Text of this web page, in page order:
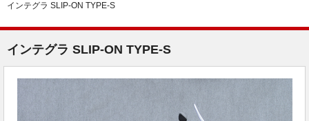
インテグラ SLIP-ON TYPE-S
インテグラ SLIP-ON TYPE-S